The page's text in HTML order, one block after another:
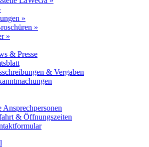
»
»
»
& Presse
& Vergaben
Ansprechpersonen
& Öffnungszeiten